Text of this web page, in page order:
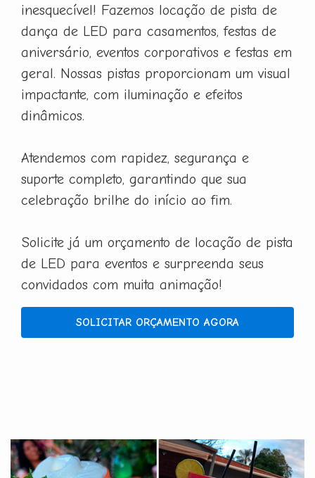
inesquecível! Fazemos locação de pista de
dança de LED para casamentos, festas de
aniversário, eventos corporativos e festas em
geral. Nossas pistas proporcionam um visual
impactante, com iluminação e efeitos
dinâmicos.
Atendemos com rapidez, segurança e
suporte completo, garantindo que sua
celebração brilhe do início ao fim.
Solicite já um orçamento de locação de pista
de LED para eventos e surpreenda seus
convidados com muita animação!
SOLICITAR ORÇAMENTO AGORA